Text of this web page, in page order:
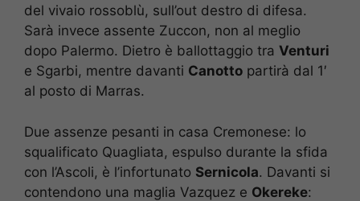
del vivaio rossoblù, sull’out destro di difesa.
Sarà invece assente Zuccon, non al meglio
dopo Palermo. Dietro è ballottaggio tra Venturi
e Sgarbi, mentre davanti Canotto partirà dal 1′
al posto di Marras.
Due assenze pesanti in casa Cremonese: lo
squalificato Quagliata, espulso durante la sfida
con l’Ascoli, è l’infortunato Sernicola. Davanti si
contendono una maglia Vazquez e Okereke: